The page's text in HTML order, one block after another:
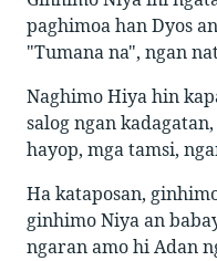
paghimoa han Dyos
"Tumana na", ngan
Naghimo Hiya hin
salog ngan
hayop, mga tamsi,
Ha kataposan,
ginhimo Niya an
ngaran amo hi Adan